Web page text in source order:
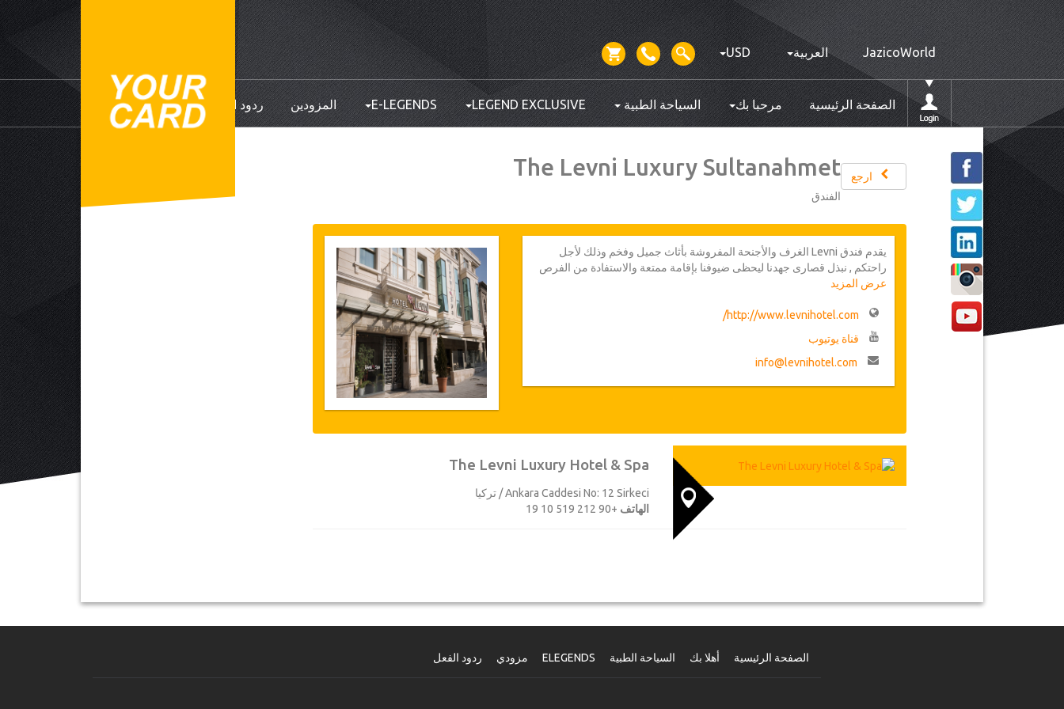
JazicoWorld العربية USD
الصفحة الرئيسية مرحبا بك السياحة الطبية LEGEND EXCLUSIVE
E-LEGENDS المزودين ردود الفعل
ارجع The Levni Luxury Sultanahmet
الفندق
يقدم فندق Levni الغرف والأجنحة المفروشة بأثاث جميل وفخم وذلك لأجل
راحتكم , نبذل قصارى جهدنا ليحظى ضيوفنا بإقامة ممتعة والاستفادة من الفرص
العديدة التي تقدمها اسطنبول. فإن موظفينا الخبراء سيجعلونك تشعر بالراحة
النصيحة لكم
عرض المزيد
http://www.levnihotel.com/
قناة يوتيوب
info@levnihotel.com
The Levni Luxury Hotel & Spa
Ankara Caddesi No: 12 Sirkeci / تركيا
الهاتف +90 212 519 10 19
الصفحة الرئيسية أهلا بك السياحة الطبية ELEGENDS مزودي ردود الفعل